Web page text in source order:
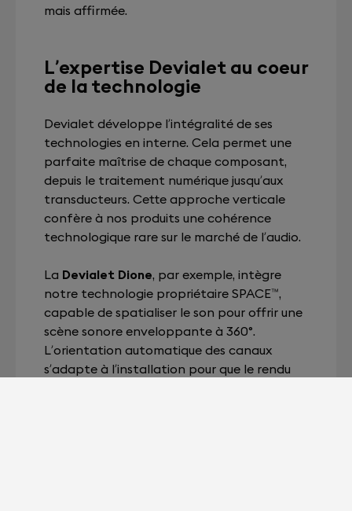
mais affirmée.
L’expertise Devialet au coeur
de la technologie
Devialet développe l’intégralité de ses
technologies en interne. Cela permet une
parfaite maîtrise de chaque composant,
depuis le traitement numérique jusqu’aux
transducteurs. Cette approche verticale
confère à nos produits une cohérence
technologique rare sur le marché de l’audio.
La Devialet Dione, par exemple, intègre
notre technologie propriétaire SPACE™,
capable de spatialiser le son pour offrir une
scène sonore enveloppante à 360°.
L’orientation automatique des canaux
s’adapte à l’installation pour que le rendu